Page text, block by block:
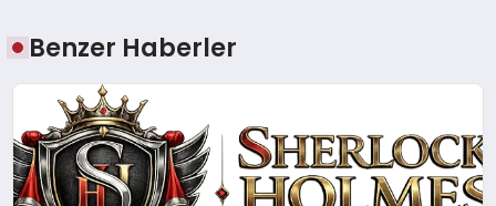
Benzer Haberler